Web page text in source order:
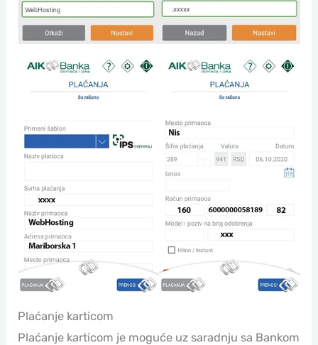
Plaćanje karticom
Plaćanje karticom je moguće uz saradnju sa Bankom